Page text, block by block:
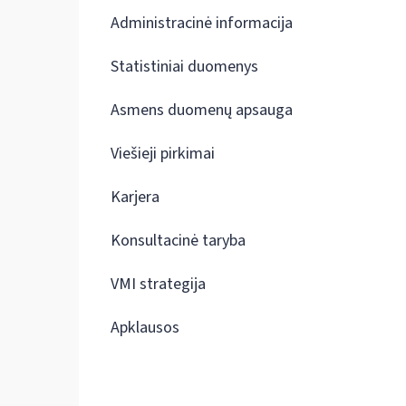
Administracinė informacija
Statistiniai duomenys
Asmens duomenų apsauga
Viešieji pirkimai
Karjera
Konsultacinė taryba
VMI strategija
Apklausos